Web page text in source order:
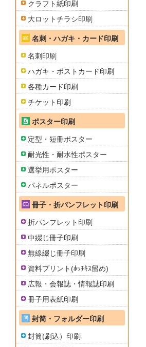
クラフト紙印刷
大ロットチラシ印刷
名刺・ハガキ・カード印刷
名刺印刷
ハガキ・ポストカード印刷
各種カード印刷
チケット印刷
ポスター印刷
定型・短冊ポスター
耐光性・耐水性ポスター
選挙用ポスター
パネルポスター
冊子・折パンフレット印刷
折パンフレット印刷
中綴じ冊子印刷
無線綴じ冊子印刷
資料プリント(ﾎｯﾁｷｽ留め)
広報・会報誌・情報誌印刷
冊子用表紙印刷
封筒・フォルダー印刷
封筒(刷込）印刷